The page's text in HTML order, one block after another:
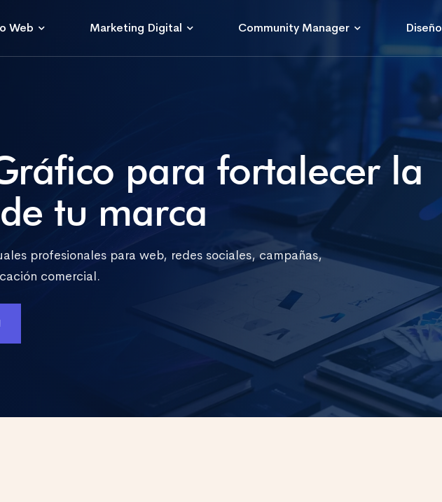
Web Marketing Digital Community Manager
para fortalecer la
tu marca
profesionales para web, redes sociales, campañas,
comercial.